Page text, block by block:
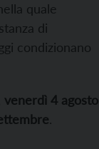
quale
di
condizionano
venerdì 4 agosto
.